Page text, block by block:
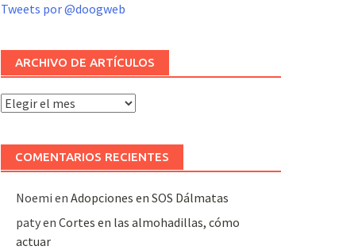
Tweets por @doogweb
ARCHIVO DE ARTÍCULOS
Archivo
artículos
COMENTARIOS RECIENTES
Noemi en Adopciones en SOS Dálmatas
patyen Cortes en las almohadillas, cómo
actuar